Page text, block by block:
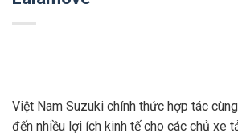
Việt Nam Suzuki chính thức hợp tác
đến nhiều lợi ích kinh tế cho các chủ xe